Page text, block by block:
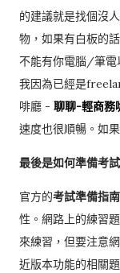
的建議就是找個沒
物，如果有白板的
不能有你電腦/筆電
我因為已經是
啡廳 - 聊聊-輕商務
速度也很順暢。如
最後是如何準備考
官方的考試準備指南
性。網路上的練習
來練習，但要注意
近版本功能的相關題